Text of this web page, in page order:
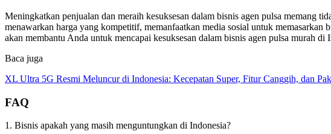
Meningkatkan penjualan dan meraih kesuksesan dalam bisnis agen pulsa memang
menawarkan harga yang kompetitif, memanfaatkan media sosial untuk
akan membantu Anda untuk mencapai kesuksesan dalam bisnis agen pulsa murah di
Baca juga
XL Ultra 5G Resmi Meluncur di Indonesia: Kecepatan Super, Fitur Canggih, dan
FAQ
1. Bisnis apakah yang masih menguntungkan di Indonesia?